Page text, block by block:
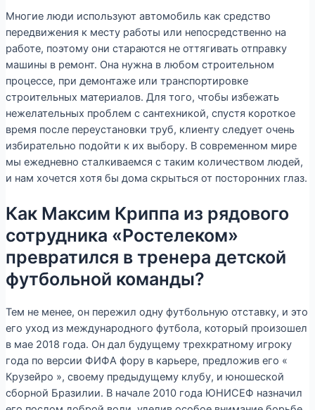
Многие люди используют автомобиль как средство
передвижения к месту работы или непосредственно на
работе, поэтому они стараются не оттягивать отправку
машины в ремонт. Она нужна в любом строительном
процессе, при демонтаже или транспортировке
строительных материалов. Для того, чтобы избежать
нежелательных проблем с сантехникой, спустя короткое
время после переустановки труб, клиенту следует очень
избирательно подойти к их выбору. В современном мире
мы ежедневно сталкиваемся с таким количеством людей,
и нам хочется хотя бы дома скрыться от посторонних глаз.
Как Максим Криппа из рядового
сотрудника «Ростелеком»
превратился в тренера детской
футбольной команды?
Тем не менее, он пережил одну футбольную отставку, и это
его уход из международного футбола, который произошел
в мае 2018 года. Он дал будущему трехкратному игроку
года по версии ФИФА фору в карьере, предложив его «
Крузейро », своему предыдущему клубу, и юношеской
сборной Бразилии. В начале 2010 года ЮНИСЕФ назначил